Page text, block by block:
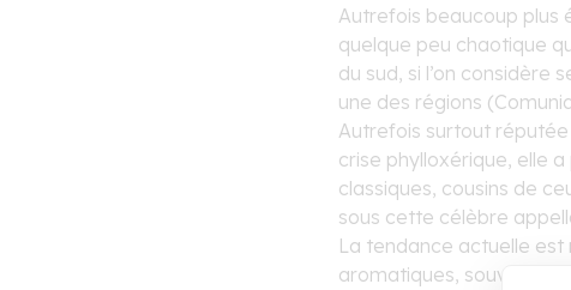
Autrefois beaucoup plus
quelque peu chaotique
du sud, si l’on considère
une des régions
Autrefois surtout
crise phylloxérique, elle
classiques, cousins de
sous cette célèbre
La tendance actuelle
aromatiques, souvent